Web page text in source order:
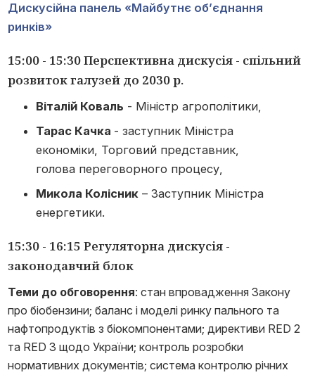
Дискусійна панель «Майбутнє об’єднання
ринків»
15:00 - 15:30 Перспективна дискусія - спільний
розвиток галузей до 2030 р.
Віталій Коваль - Міністр агрополітики,
Тарас Качка - заступник Міністра
економіки, Торговий представник,
голова переговорного процесу,
Микола Колісник – Заступник Міністра
енергетики.
15:30 - 16:15 Регуляторна дискусія -
законодавчий блок
Теми до обговорення: стан впровадження Закону
про біобензини; баланс і моделі ринку пального та
нафтопродуктів з біокомпонентами; директиви RED 2
та RED 3 щодо України; контроль розробки
нормативних документів; система контролю річних